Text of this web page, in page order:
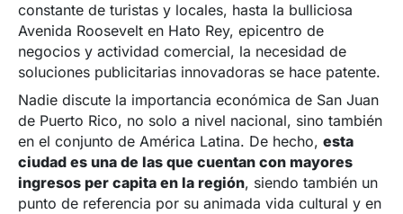
constante de turistas y locales, hasta la bulliciosa
Avenida Roosevelt en Hato Rey, epicentro de
negocios y actividad comercial, la necesidad de
soluciones publicitarias innovadoras se hace patente.
Nadie discute la importancia económica de San Juan
de Puerto Rico, no solo a nivel nacional, sino también
en el conjunto de América Latina. De hecho,esta
ciudad es una de las que cuentan con mayores
ingresos per capita en la región, siendo también un
punto de referencia por su animada vida cultural y en